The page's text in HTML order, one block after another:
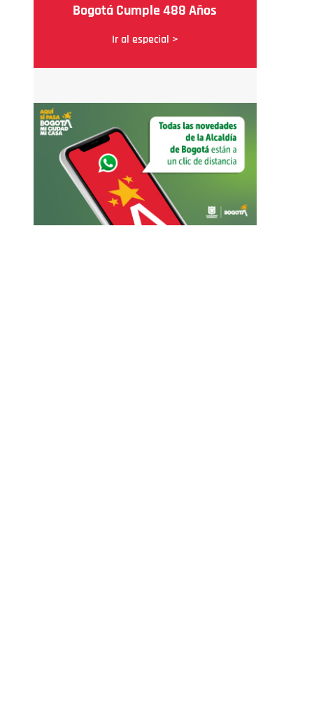
Bogotá Cumple 488 Años
Ir al especial >